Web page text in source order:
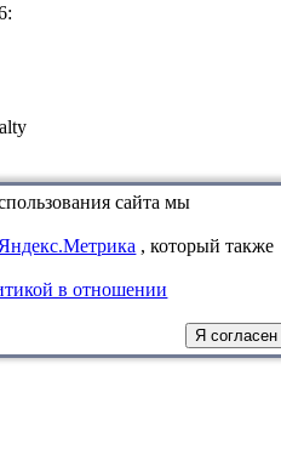
сайта мы
Яндекс.Метрика , который также
в отношении
Я согласен